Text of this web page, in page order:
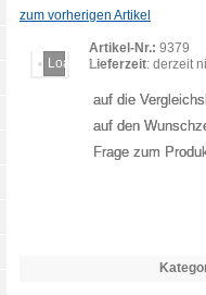
zum vorherigen Artikel
Loading...
Artikel-Nr.: 9379
Lieferzeit: derzeit
auf die
auf den
Frage zum